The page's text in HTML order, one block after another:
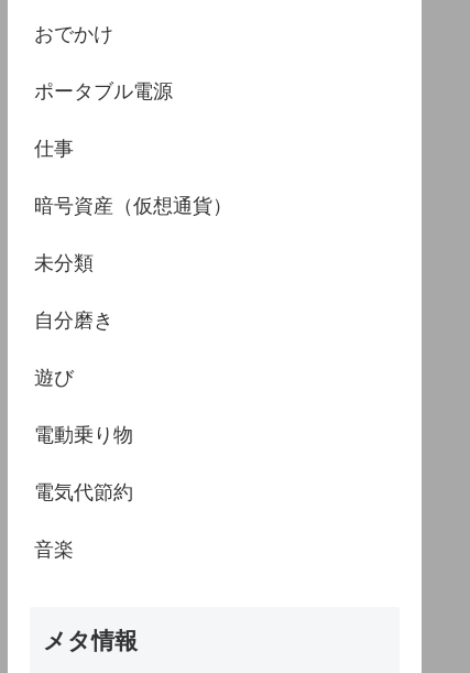
おでかけ
ポータブル電源
仕事
暗号資産（仮想通貨）
未分類
自分磨き
遊び
電動乗り物
電気代節約
音楽
メタ情報